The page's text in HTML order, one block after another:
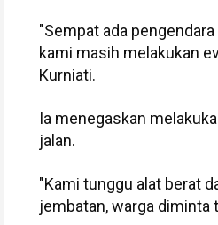
"Sempat ada
kami masih melakukan
Kurniati.
Ia menegaskan
jalan.
"Kami tunggu alat berat
jembatan, warga diminta